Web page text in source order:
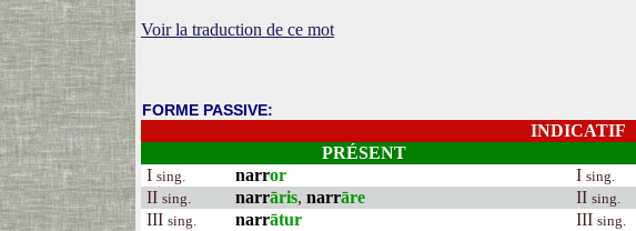
Voir la traduction de ce mot
FORME PASSIVE:
INDICATIF
PRÉSENT
I sing. narror
II sing. narrāris, narrāre
III sing. narrātur
I sing.
II sing.
III sing.